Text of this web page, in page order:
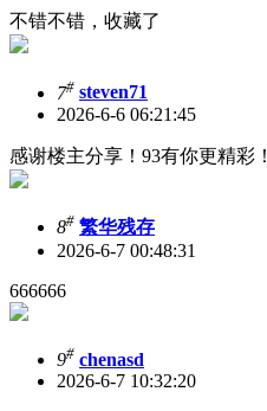
不错不错，收藏了
7# steven71
2026-6-6 06:21:45
感谢楼主分享！93有你更精彩！
8# 繁华残存
2026-6-7 00:48:31
666666
9# chenasd
2026-6-7 10:32:20